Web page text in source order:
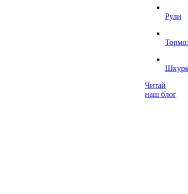
Рули
Читай
наш блог